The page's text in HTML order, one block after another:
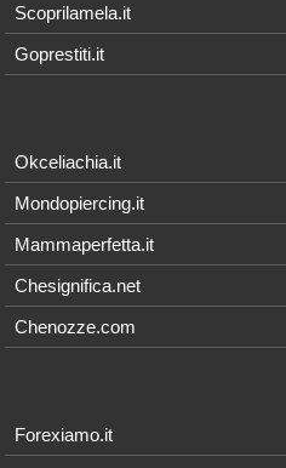
Scoprilamela.it
Goprestiti.it
Okceliachia.it
Mondopiercing.it
Mammaperfetta.it
Chesignifica.net
Chenozze.com
Forexiamo.it